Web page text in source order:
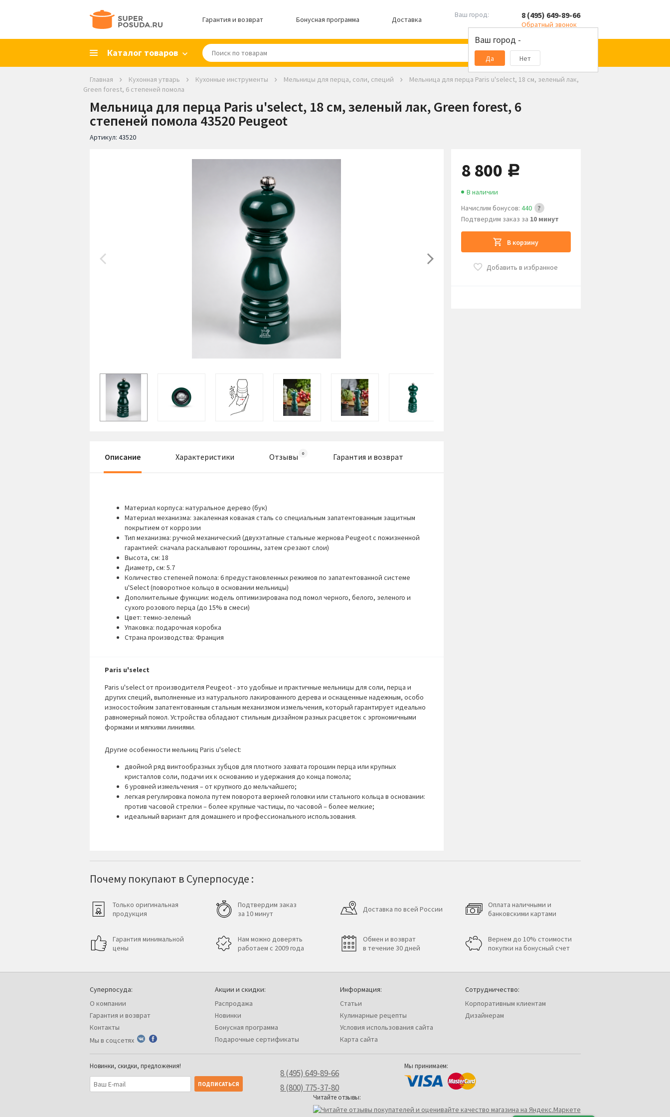
Гарантия и возврат Бонусная программа Доставка
Ваш город:
Ваш город -
Да Нет
8 (495) 649-89-66
Обратный звонок
Каталог товаров
Главная Кухонная утварь Кухонные инструменты Мельницы для перца, соли, специй
Мельница для перца Paris u'select, 18 см, зеленый лак,
Green forest, 6 степеней помола
Мельница для перца Paris u'select, 18 см, зеленый лак, Green forest, 6
степеней помола 43520 Peugeot
Артикул: 43520
8 800 руб.
Начислим бонусов: 440
Подтвердим заказ за 10 минут
В наличии
В корзину
Добавить в избранное
Описание Характеристики Отзывы Гарантия и возврат
Материал корпуса: натуральное дерево (бук)
Материал механизма: закаленная кованая сталь со специальным запатентованным защитным
покрытием от коррозии
Тип механизма: ручной механический (двухэтапные стальные жернова Peugeot с пожизненной
гарантией: сначала раскалывают горошины, затем срезают слои)
Высота, см: 18
Диаметр, см: 5.7
Количество степеней помола: 6 предустановленных режимов по запатентованной системе
u'Select (поворотное кольцо в основании мельницы)
Дополнительные функции: модель оптимизирована под помол черного, белого, зеленого и
сухого розового перца (до 15% в смеси)
Цвет: темно-зеленый
Упаковка: подарочная коробка
Страна производства: Франция
Paris u'select
Paris u'select от производителя Peugeot - это удобные и практичные мельницы для соли, перца и
других специй, выполненные из натурального лакированного дерева и оснащенные надежным, особо
износостойким запатентованным стальным механизмом измельчения, который гарантирует идеально
равномерный помол. Устройства обладают стильным дизайном разных расцветок с эргономичными
формами и мягкими линиями.
Другие особенности мельниц Paris u'select:
двойной ряд винтообразных зубцов для плотного захвата горошин перца или крупных
кристаллов соли, подачи их к основанию и удержания до конца помола;
6 уровней измельчения – от крупного до мельчайшего;
легкая регулировка помола путем поворота верхней головки или стального кольца в основании:
против часовой стрелки – более крупные частицы, по часовой – более мелкие;
идеальный вариант для домашнего и профессионального использования.
Почему покупают в Суперпосуде :
Только оригинальная
продукция
Гарантия минимальной
цены
Подтвердим заказ
за 10 минут
Нам можно доверять
работаем с 2009 года
Доставка по всей России
Обмен и возврат
в течение 30 дней
Оплата наличными и
банковскими картами
Вернем до 10% стоимости
покупки на бонусный счет
Суперпосуда:
О компании
Гарантия и возврат
Контакты
Мы в соцсетях
Акции и скидки:
Распродажа
Новинки
Бонусная программа
Подарочные сертификаты
Информация:
Статьи
Кулинарные рецепты
Условия использования сайта
Карта сайта
Сотрудничество:
Корпоративным клиентам
Дизайнерам
Новинки, скидки, предложения!
8 (495) 649-89-66
8 (800) 775-37-80
Мы принимаем:
Читайте отзывы: